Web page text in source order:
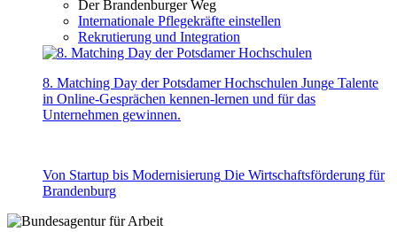
Der Brandenburger Weg
Internationale Pflegekräfte einstellen
Rekrutierung und Integration
8. Matching Day der Potsdamer Hochschulen Junge Talente
in Online-Gesprächen kennen-lernen und für das
Unternehmen gewinnen.
Von Startup bis Modernisierung Die Wirtschaftsförderung für
Brandenburg